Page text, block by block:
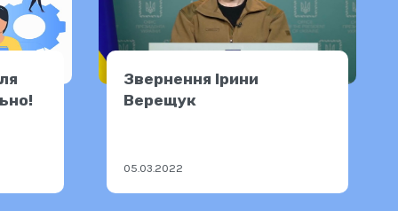
Звернення Ірини
Верещук
05.03.2022